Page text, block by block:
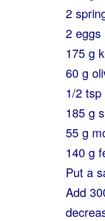
2
2 eggs
175 g
60 g
1/2 tsp
185 g
55 g
140 g
Put a
Add